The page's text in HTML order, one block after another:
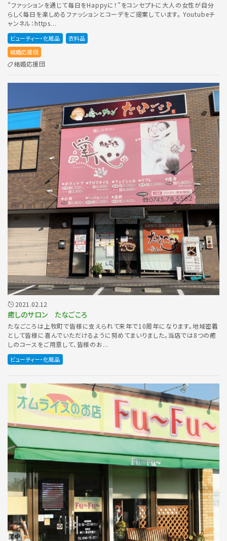
”ファッションを通じて毎日をHappyに！”をコンセプトに大人の女性が自分
らしく毎日を楽しめるファッションとコーデをご提案しています。 Youtubeチ
ャンネル：https...
ビューティー・化粧品
衣料品
結婚応援団
結婚応援団
2021.02.12
癒しのサロン たなごころ
たなごころは上牧町で皆様に支えられて来年で10周年になります。地域密着
として皆様に喜んでいただけるように努めてまいりました。当店では8つの癒
しのコースをご用意して、皆様のお...
ビューティー・化粧品